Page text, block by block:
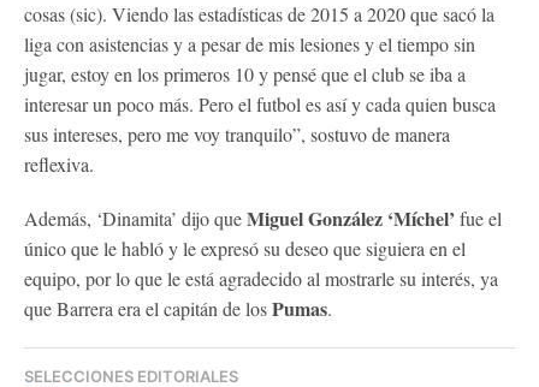
cosas (sic). Viendo las estadísticas de 2015 a 2020 que sacó la
liga con asistencias y a pesar de mis lesiones y el tiempo sin
jugar, estoy en los primeros 10 y pensé que el club se iba a
interesar un poco más. Pero el futbol es así y cada quien busca
sus intereses, pero me voy tranquilo”, sostuvo de manera
reflexiva.
Además, ‘Dinamita’ dijo queMiguel González ‘Míchel’ fue el
único que le habló y le expresó su deseo que siguiera en el
equipo, por lo que le está agradecido al mostrarle su interés, ya
que Barrera era el capitán de losPumas.
SELECCIONES EDITORIALES